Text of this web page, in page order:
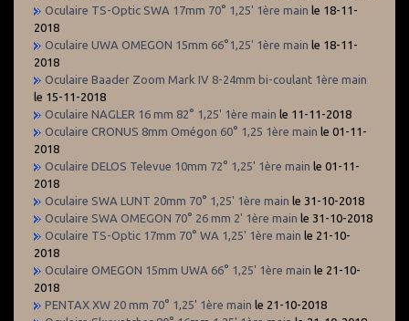
Oculaire TS-Optic SWA 17mm 70° 1,25' 1ère main le 18-11-
2018
Oculaire UWA OMEGON 15mm 66°1,25' 1ère main le 18-11-
2018
Oculaire Baader Zoom Mark IV 8-24mm bi-coulant 1ère main
le 15-11-2018
Oculaire NAGLER 16 mm 82° 1,25' 1ère main le 11-11-2018
Oculaire CRONUS 8mm Omégon 60° 1,25 1ère main le 01-11-
2018
Oculaire DELOS Televue 10mm 72° 1,25' 1ère main le 01-11-
2018
Oculaire SWA LUNT 20mm 70° 1,25' 1ère main le 31-10-2018
Oculaire SWA OMEGON 70° 26 mm 2' 1ère main le 31-10-2018
Oculaire TS-Optic 17mm 70° WA 1,25' 1ère main le 21-10-
2018
Oculaire OMEGON 15mm UWA 66° 1,25' 1ère main le 21-10-
2018
PENTAX XW 20 mm 70° 1,25' 1ère main le 21-10-2018